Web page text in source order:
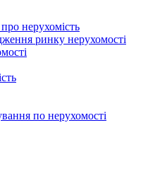
нерухомість
ринку нерухомості
по нерухомості